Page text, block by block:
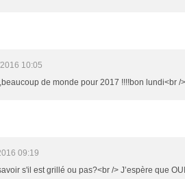
10:05
de monde pour 2017 !!!!bon lundi<br />
09:19
s'il est grillé ou pas?<br /> J’espère que